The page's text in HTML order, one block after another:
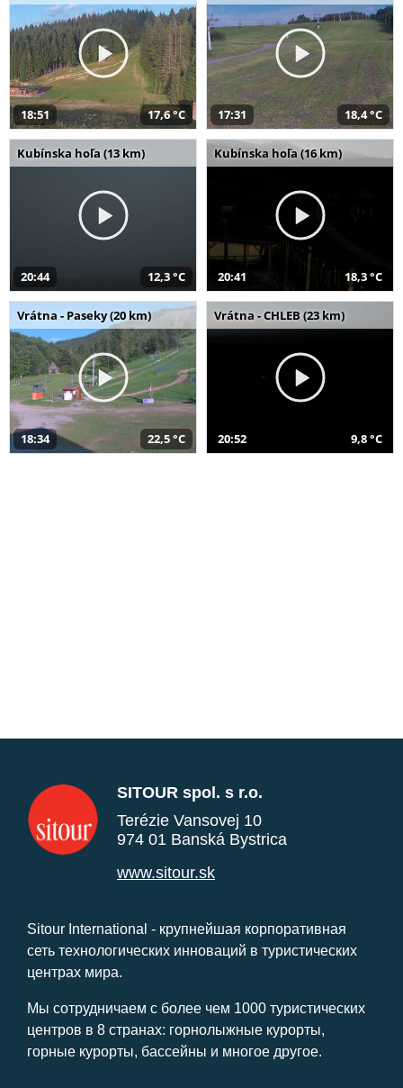
18:51 17,6 °C 17:31 18,4 °C
Kubínska hoľa (13 km)
20:44 12,3 °C
Kubínska hoľa (16 km)
20:41 18,3 °C
Vrátna - Paseky (20 km)
18:34 22,5 °C
Vrátna - CHLEB (23 km)
20:52 9,8 °C
SITOUR spol. s r.o.
Terézie Vansovej 10
974 01 Banská Bystrica
www.sitour.sk
Sitour International - крупнейшая корпоративная
сеть технологических инноваций в туристических
центрах мира.
Мы сотрудничаем с более чем 1000 туристических
центров в 8 странах: горнолыжные курорты,
горные курорты, бассейны и многое другое.